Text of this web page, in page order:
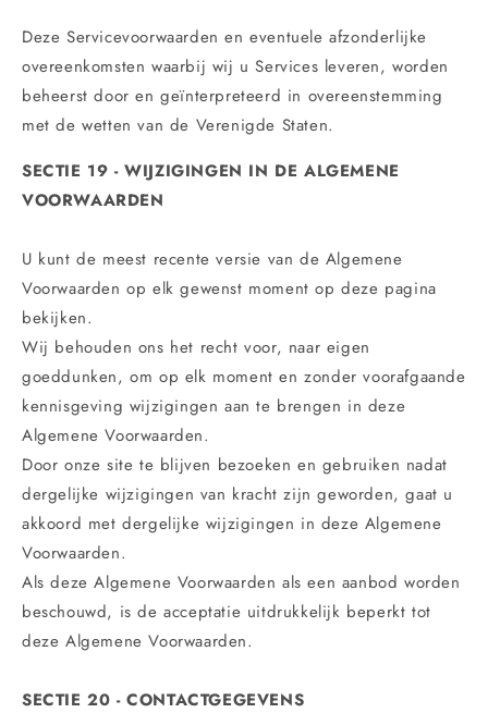
Deze Servicevoorwaarden en eventuele afzonderlijke
overeenkomsten waarbij wij u Services leveren, worden
beheerst door en geïnterpreteerd in overeenstemming
met de wetten van de Verenigde Staten.
SECTIE 19 - WIJZIGINGEN IN DE ALGEMENE
VOORWAARDEN
U kunt de meest recente versie van de Algemene
Voorwaarden op elk gewenst moment op deze pagina
bekijken.
Wij behouden ons het recht voor, naar eigen
goeddunken, om op elk moment en zonder voorafgaande
kennisgeving wijzigingen aan te brengen in deze
Algemene Voorwaarden.
Door onze site te blijven bezoeken en gebruiken nadat
dergelijke wijzigingen van kracht zijn geworden, gaat u
akkoord met dergelijke wijzigingen in deze Algemene
Voorwaarden.
Als deze Algemene Voorwaarden als een aanbod worden
beschouwd, is de acceptatie uitdrukkelijk beperkt tot
deze Algemene Voorwaarden.
SECTIE 20 - CONTACTGEGEVENS